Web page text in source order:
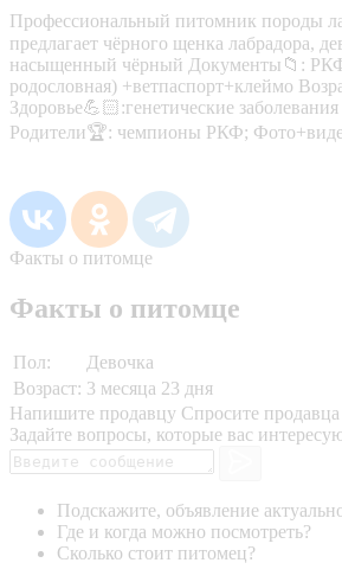
Профессиональный питомник породы
предлагает чёрного щенка лабрадора,
насыщенный чёрный Документы📁:
родословная) +ветпаспорт+клеймо
Здоровье💪🏻:генетические
Родители🏆: чемпионы РКФ;
Факты о питомце
Факты о питомце
Пол:
Девочка
Возраст: 3 месяца 23 дня
Напишите продавцу Спросите продавца
Задайте вопросы, которые вас
Подскажите, объявление
Где и когда можно посмотреть?
Сколько стоит питомец?